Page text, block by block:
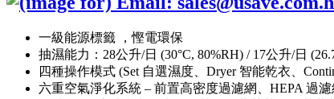
一級能源標籤 ，慳電環保
抽濕能力：28公升/日 (30°C, 80%RH) / 17公升/日
四種操作模式 (Set 自選濕度、Dryer 智能乾衣、
六重空氣淨化系統 – 前置高密度過濾網、HEPA 過